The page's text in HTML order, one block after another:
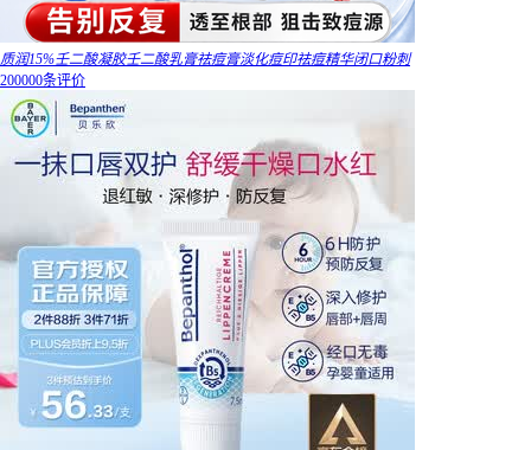
质润15%壬二酸凝胶壬二酸乳膏祛痘膏淡化痘印祛痘精华闭口粉刺
200000条评价